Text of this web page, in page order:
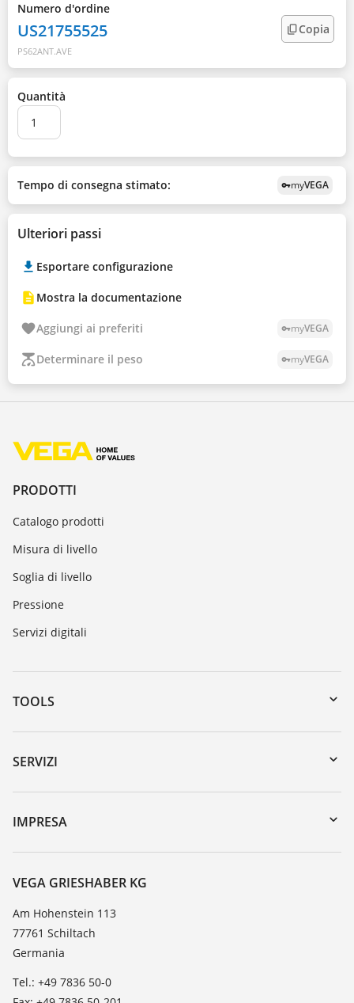
Numero d'ordine
US21755525
PS62ANT.AVE
Copia
Quantità
Tempo di consegna stimato: vpn_keymyVEGA
Ulteriori passi
Esportare configurazione
Mostra la documentazione
Aggiungi ai preferiti vpn_keymyVEGA
Determinare il peso vpn_keymyVEGA
PRODOTTI
Catalogo prodotti
Misura di livello
Soglia di livello
Pressione
Servizi digitali
TOOLS
Downloads
Ricerca numero di serie
DTM Collection/PACTware
SERVIZI
Reso apparecchio
Seminari
Lista resistenza
TeamViewer
IMPRESA
VEGA, l'azienda
Contatto
Novità
Stampa
Blog
VEGA GRIESHABER KG
Am Hohenstein 113
77761 Schiltach
Germania
Tel.: +49 7836 50-0